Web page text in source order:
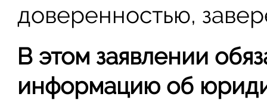
доверенностью,
В этом заявлении
информацию об